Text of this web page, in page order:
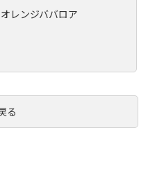
オレンジババロア
る